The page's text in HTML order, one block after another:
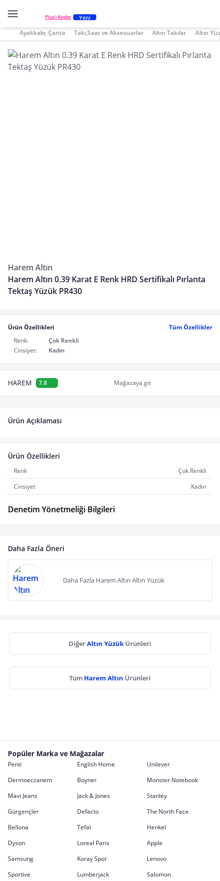
Plus'ı Keşfet Yeni
Ayakkabı, Çanta Takı,Saat ve Aksesuarlar Altın Takılar Altın
Harem Altın
Harem Altın 0.39 Karat E Renk HRD Sertifikalı Pırlanta
Tektaş Yüzük PR430
Ürün Özellikleri
Tüm Özellikler
Renk:
Çok Renkli
Cinsiyet:
Kadın
HAREM 7.8 Mağazaya git
Ürün Açıklaması
Ürün Özellikleri
Renk
Çok Renkli
Cinsiyet
Kadın
Denetim Yönetmeliği Bilgileri
Daha Fazla Öneri
Daha Fazla Harem Altın Altın Yüzük
DiğerAltın Yüzük Ürünleri
Tüm Harem Altın Ürünleri
Popüler Marka ve Mağazalar
Penti English Home
Unilever
Dermoeczanem
Boyner
Monster Notebook
Mavi Jeans
Jack & Jones
Stanley
Gürgençler
Defacto
The North Face
Bellona
Tefal
Henkel
Dyson
Loreal Paris
Apple
Samsung
Koray Spor
Lenovo
Sportive
Lumberjack Salomon